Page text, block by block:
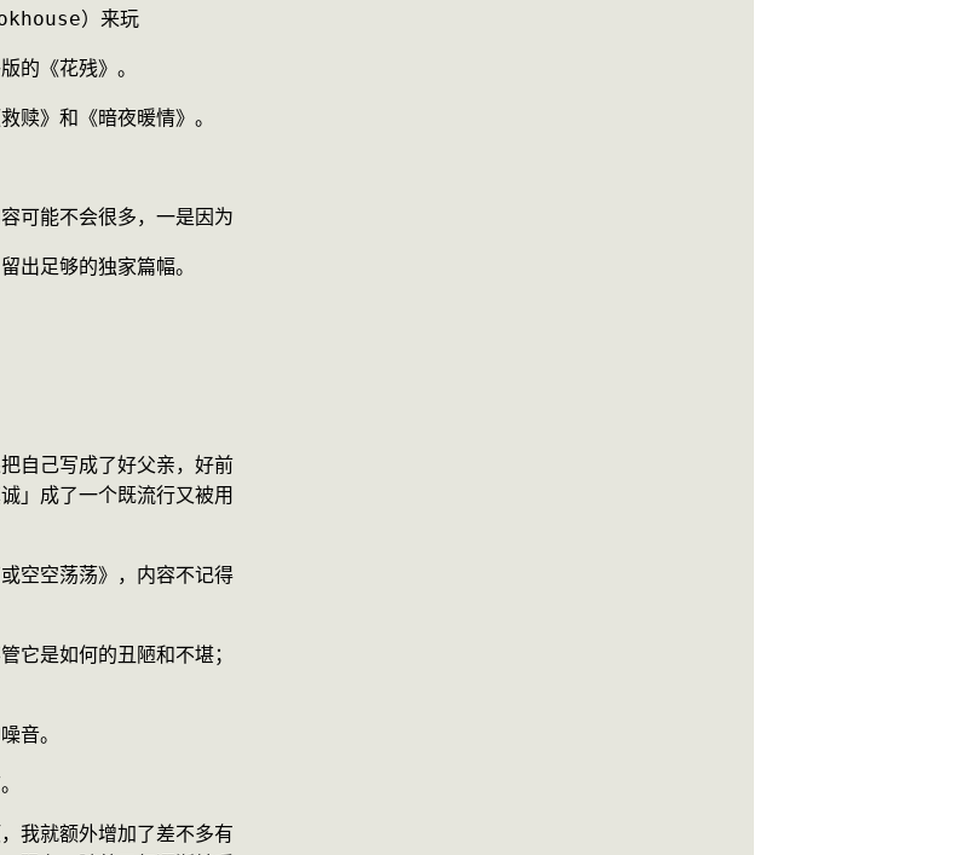
）来玩
《花残》。
》和《暗夜暖情》。
可能不会很多，一是因为
足够的独家篇幅。
自己写成了好父亲，好前
」成了一个既流行又被用
空空荡荡》，内容不记得
是如何的丑陋和不堪；
音。
我就额外增加了差不多有